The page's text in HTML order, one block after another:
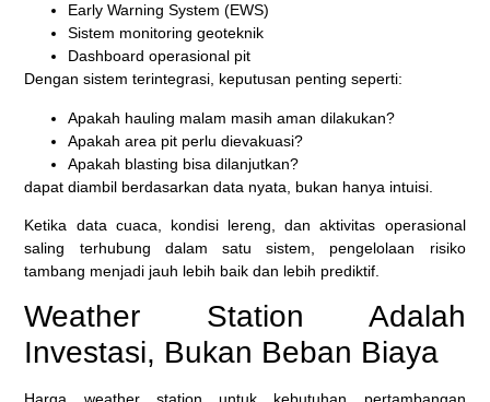
Early Warning System (EWS)
Sistem monitoring geoteknik
Dashboard operasional pit
Dengan sistem terintegrasi, keputusan penting seperti:
Apakah hauling malam masih aman dilakukan?
Apakah area pit perlu dievakuasi?
Apakah blasting bisa dilanjutkan?
dapat diambil berdasarkan data nyata, bukan hanya intuisi.
Ketika data cuaca, kondisi lereng, dan aktivitas operasional
saling terhubung dalam satu sistem, pengelolaan risiko
tambang menjadi jauh lebih baik dan lebih prediktif.
Weather Station Adalah
Investasi, Bukan Beban Biaya